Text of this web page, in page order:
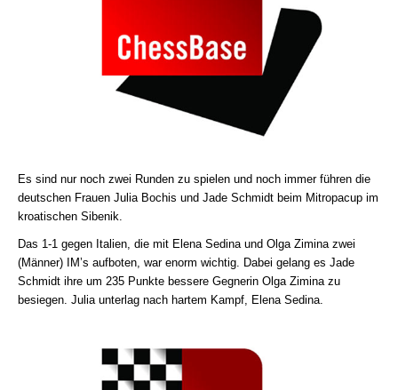
Es sind nur noch zwei Runden zu spielen und noch immer führen die
deutschen Frauen Julia Bochis und Jade Schmidt beim Mitropacup im
kroatischen Sibenik.
Das 1-1 gegen Italien, die mit Elena Sedina und Olga Zimina zwei
(Männer) IM’s aufboten, war enorm wichtig. Dabei gelang es Jade
Schmidt ihre um 235 Punkte bessere Gegnerin Olga Zimina zu
besiegen. Julia unterlag nach hartem Kampf, Elena Sedina.